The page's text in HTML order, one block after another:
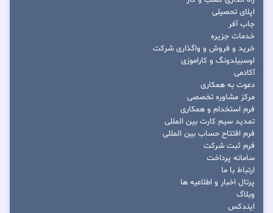
اپلای تحصیلی
جاب آفر
خدمات جزیره
خرید و فروش و واگذاری شرکت
اوسبیلدونگ و کاراموزی
آکادمی
دعوت به همکاری
مرکز مشاوره تخصصی
فرم استخدام و همکاری
تمدید سیم کارت بین المللی
فرم افتتاح حساب بین المللی
فرم ثبت شرکت
سامانه پرداخت
ارتباط با ما
پرتال اخبار و اطلاعیه ها
وبلاگ
ایندکس